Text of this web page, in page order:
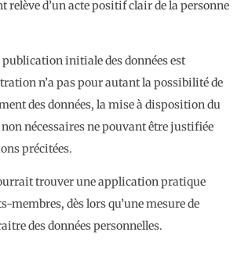
relève d’un acte positif clair de la personne
publication initiale des données est
n’a pas pour autant la possibilité de
des données, la mise à disposition du
nécessaires ne pouvant être justifiée
précitées.
trouver une application pratique
membres, dès lors qu’une mesure de
des données personnelles.